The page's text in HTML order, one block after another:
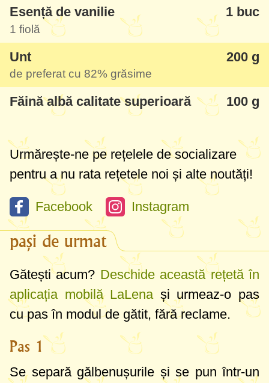
Esență de vanilie 1 buc
1 fiolă
Unt 200 g
de preferat cu 82% grăsime
Făină albă calitate superioară 100 g
Urmărește-ne pe rețelele de socializare
pentru a nu rata rețetele noi și alte noutăți!
Facebook Instagram
pași de urmat
Gătești acum? Deschide această rețetă în
aplicația mobilă LaLena și urmeaz-o pas
cu pas în modul de gătit, fără reclame.
Pas 1
Se separă gălbenușurile și se pun într-un